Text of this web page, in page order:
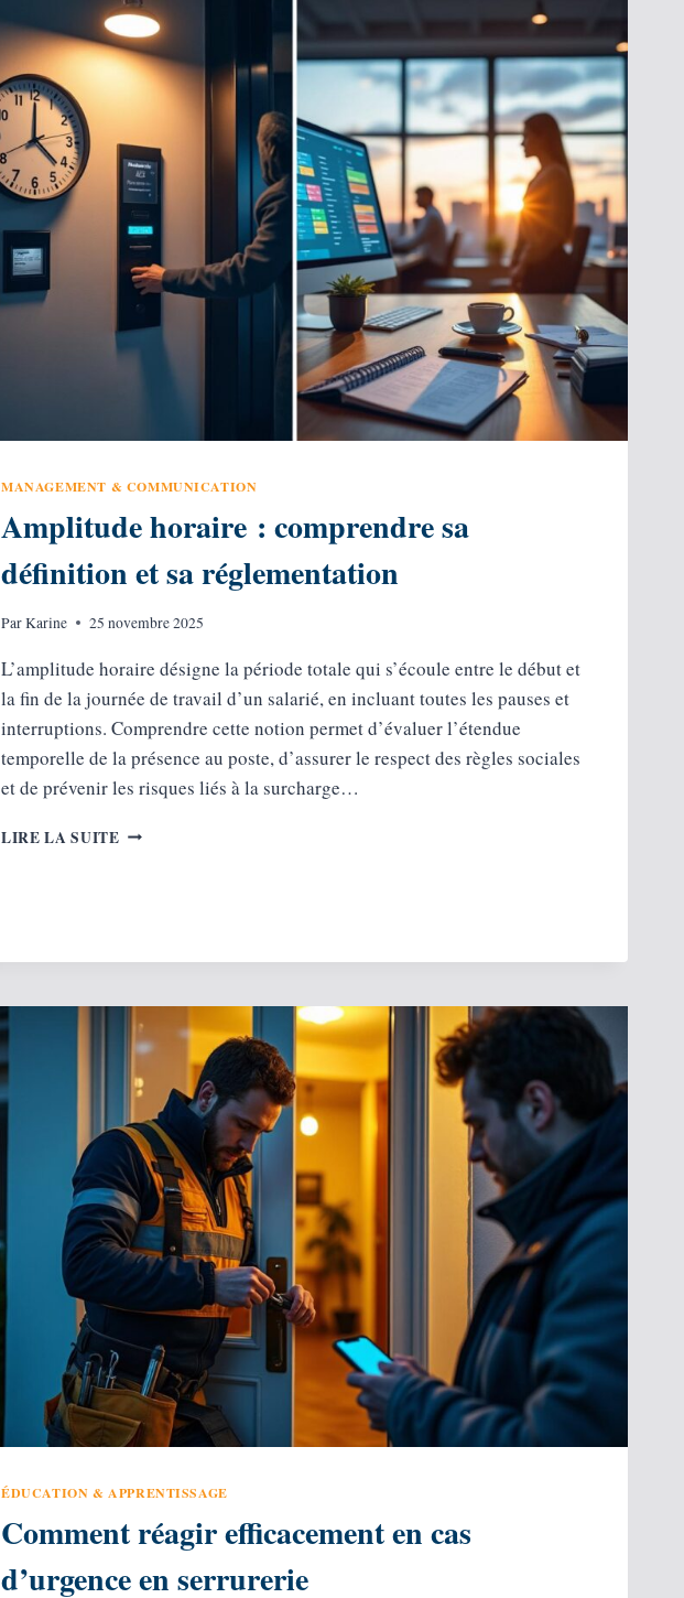
DES
COURTIERS
EN
ASSURANCE
MANAGEMENT & COMMUNICATION
Amplitude horaire : comprendre sa
définition et sa réglementation
ParKarine 25 novembre 2025
L’amplitude horaire désigne la période totale qui s’écoule entre le début et
la fin de la journée de travail d’un salarié, en incluant toutes les pauses et
interruptions. Comprendre cette notion permet d’évaluer l’étendue
temporelle de la présence au poste, d’assurer le respect des règles sociales
et de prévenir les risques liés à la surcharge…
LIRE LA SUITE AMPLITUDE
SA
ÉDUCATION & APPRENTISSAGE
Comment réagir efficacement en cas
d’urgence en serrurerie